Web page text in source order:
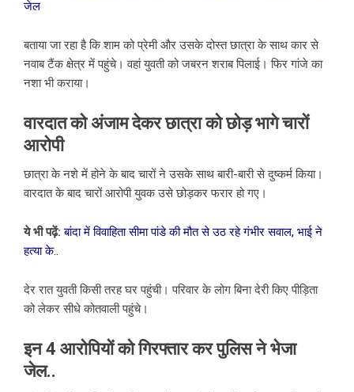
जेल
बताया जा रहा है कि शाम को प्रेमी और उसके दोस्त छात्रा के साथ कार से
नवाब टैंक क्षेत्र में पहुंचे। वहां युवती को जबरन शराब पिलाई। फिर गांजे का
नशा भी कराया।
वारदात को अंजाम देकर छात्रा को छोड़ भागे चारों
आरोपी
छात्रा के नशे में होने के बाद चारों ने उसके साथ बारी-बारी से दुष्कर्म किया।
वारदात के बाद चारों आरोपी युवक उसे छोड़कर फरार हो गए।
ये भी पढ़ें:बांदा में विवाहिता सीमा पांडे की मौत से उठ रहे गंभीर सवाल, भाई ने
हत्या के..
देर रात युवती किसी तरह घर पहुंची। परिवार के लोग बिना देरी किए पीड़िता
को लेकर सीधे कोतवाली पहुंचे।
इन 4 आरोपियों को गिरफ्तार कर पुलिस ने भेजा
जेल..